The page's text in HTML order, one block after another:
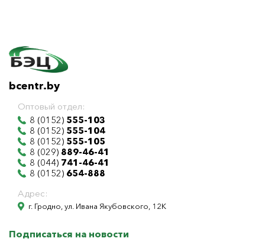
bcentr.by
Оптовый отдел:
8 (0152) 555-103
8 (0152) 555-104
8 (0152) 555-105
8 (029) 889-46-41
8 (044) 741-46-41
8 (0152) 654-888
Адрес:
г. Гродно, ул. Ивана Якубовского, 12К
Подписаться на новости